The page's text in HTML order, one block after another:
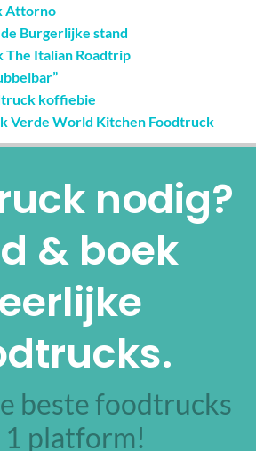
Attorno
Burgerlijke stand
The Italian Roadtrip
koffiebie
Verde World Kitchen Foodtruck
nodig?
& boek
beste foodtrucks
1 platform!